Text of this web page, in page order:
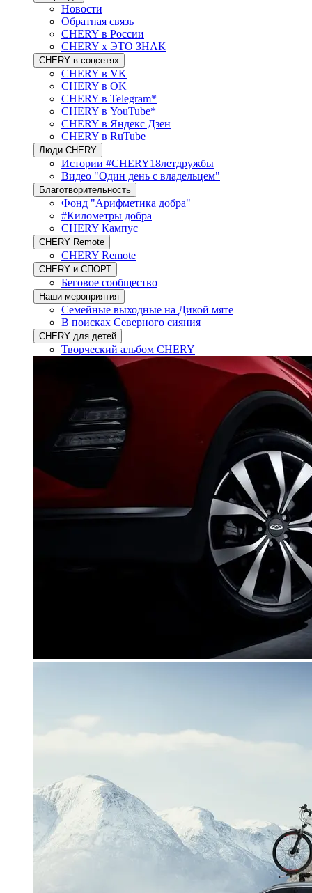
Новости
Обратная связь
CHERY в России
CHERY x ЭТО ЗНАК
CHERY в соцсетях
CHERY в VK
CHERY в OK
CHERY в Telegram*
CHERY в YouTube*
CHERY в Яндекс Дзен
CHERY в RuTube
Люди CHERY
Истории #CHERY18летдружбы
Видео "Один день с владельцем"
Благотворительность
Фонд "Арифметика добра"
#Километры добра
CHERY Кампус
CHERY Remote
CHERY Remote
CHERY и СПОРТ
Беговое сообщество
Наши мероприятия
Семейные выходные на Дикой мяте
В поисках Северного сияния
CHERY для детей
Творческий альбом CHERY